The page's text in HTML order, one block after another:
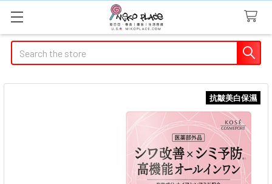
Search
抗皺美白保濕